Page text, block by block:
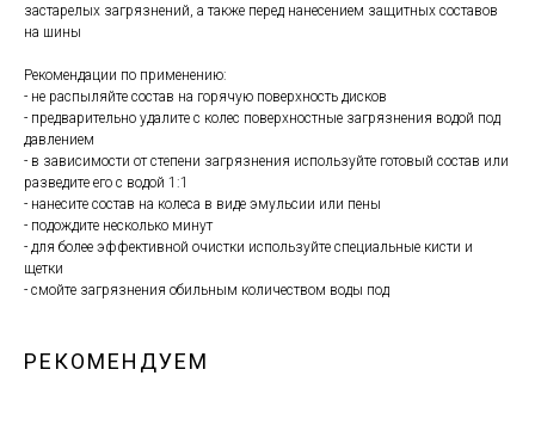
застарелых загрязнений, а также перед нанесением защитных составов
на шины
Рекомендации по применению:
- не распыляйте состав на горячую поверхность дисков
- предварительно удалите с колес поверхностные загрязнения водой под
давлением
- в зависимости от степени загрязнения используйте готовый состав или
разведите его с водой 1:1
- нанесите состав на колеса в виде эмульсии или пены
- подождите несколько минут
- для более эффективной очистки используйте специальные кисти и
щетки
- смойте загрязнения обильным количеством воды под
РЕКОМЕНДУЕМ